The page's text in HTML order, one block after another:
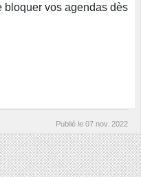
bloquer vos agendas dès
Publié le 07 nov. 2022